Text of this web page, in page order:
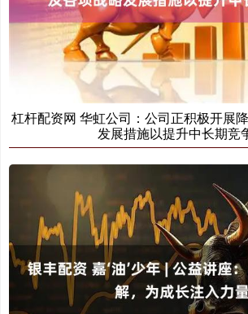
杠杆配资网 华虹公司：公司正积极开展
发展措施以提升中长期竞